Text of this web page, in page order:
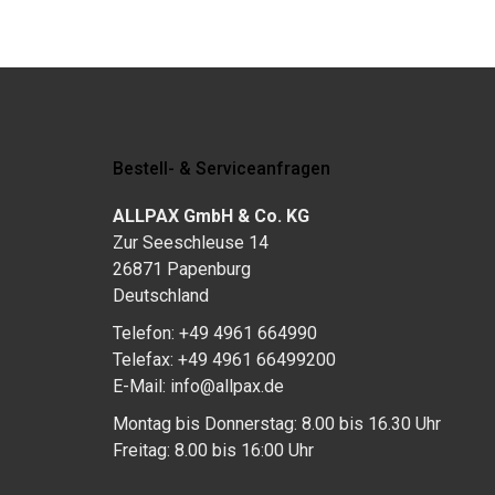
Bestell- & Serviceanfragen
ALLPAX GmbH & Co. KG
Zur Seeschleuse 14
26871 Papenburg
Deutschland
Telefon: +49 4961 664990
Telefax: +49 4961 66499200
E-Mail: info@allpax.de
Montag bis Donnerstag: 8.00 bis 16.30 Uhr
Freitag: 8.00 bis 16:00 Uhr